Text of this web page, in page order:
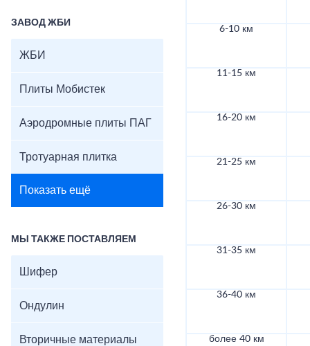
ЗАВОД ЖБИ
ЖБИ
Плиты Мобистек
Аэродромные плиты ПАГ
Тротуарная плитка
Показать ещё
МЫ ТАКЖЕ ПОСТАВЛЯЕМ
Шифер
Ондулин
Вторичные материалы
6-10 км
11-15 км
16-20 км
21-25 км
26-30 км
31-35 км
36-40 км
более 40 км